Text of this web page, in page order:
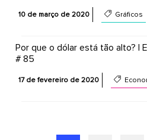
10 de março de 2020 Gráficos
Por que o dólar está tão alto? |
# 85
17 de fevereiro de 2020